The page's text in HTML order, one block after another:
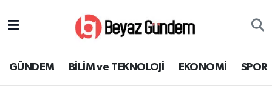
GÜNDEM BİLİM ve TEKNOLOJİ EKONOMİ SPOR